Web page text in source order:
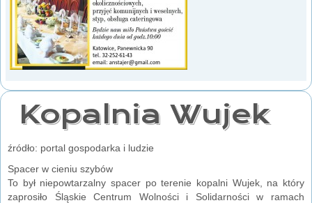
Kopalnia Wujek
źródło: portal gospodarka i ludzie
Spacer w cieniu szybów
To był niepowtarzalny spacer po terenie kopalni Wujek, na który
zaprosiło Śląskie Centrum Wolności i Solidarności w ramach